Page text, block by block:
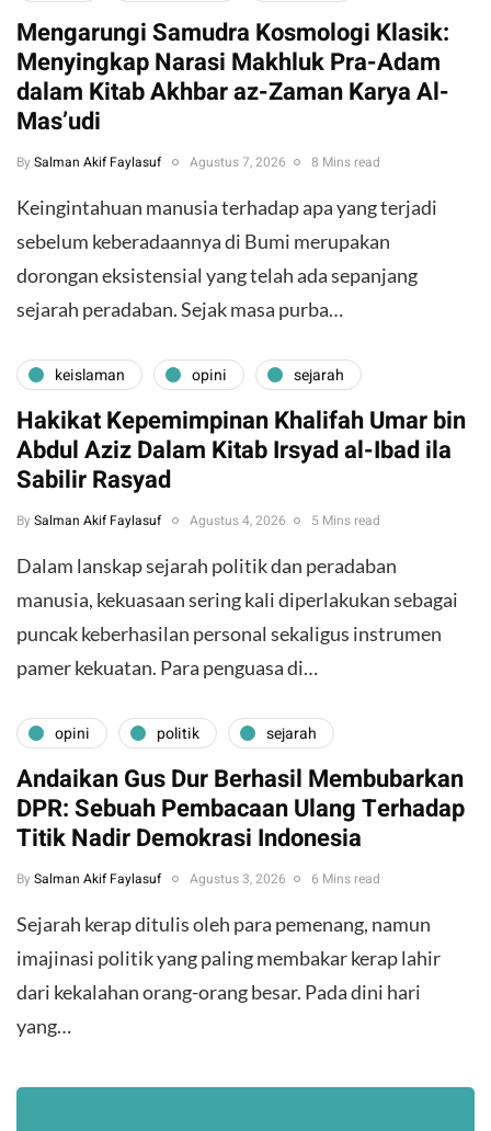
Mengarungi Samudra Kosmologi Klasik:
Menyingkap Narasi Makhluk Pra-Adam
dalam Kitab Akhbar az-Zaman Karya Al-
Mas’udi
By Salman Akif Faylasuf Agustus 7, 2026 8 Mins read
Keingintahuan manusia terhadap apa yang terjadi
sebelum keberadaannya di Bumi merupakan
dorongan eksistensial yang telah ada sepanjang
sejarah peradaban. Sejak masa purba…
keislaman opini sejarah
Hakikat Kepemimpinan Khalifah Umar bin
Abdul Aziz Dalam Kitab Irsyad al-Ibad ila
Sabilir Rasyad
By Salman Akif Faylasuf Agustus 4, 2026 5 Mins read
Dalam lanskap sejarah politik dan peradaban
manusia, kekuasaan sering kali diperlakukan sebagai
puncak keberhasilan personal sekaligus instrumen
pamer kekuatan. Para penguasa di…
opini politik sejarah
Andaikan Gus Dur Berhasil Membubarkan
DPR: Sebuah Pembacaan Ulang Terhadap
Titik Nadir Demokrasi Indonesia
By Salman Akif Faylasuf Agustus 3, 2026 6 Mins read
Sejarah kerap ditulis oleh para pemenang, namun
imajinasi politik yang paling membakar kerap lahir
dari kekalahan orang-orang besar. Pada dini hari
yang…